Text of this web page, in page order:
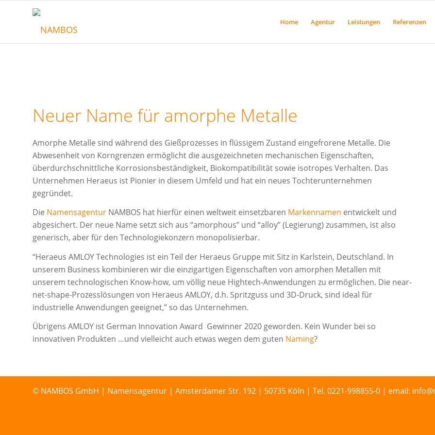
Home Agentur Leistungen Referenzen
Neuer Name für amorphe Metalle
Amorphe Metalle sind während des Gießprozesses in flüssigem Zustand eingefrorene Metalle. Die
Abwesenheit von Korngrenzen ermöglicht die ausgezeichneten mechanischen Eigenschaften,
überdurchschnittliche Korrosionsbeständigkeit, Biokompatibilität sowie isotropes Verhalten. Das
Unternehmen Heraeus ist Pionier in diesem Umfeld und hat ein neues Tochterunternehmen
gegründet.
Die Namensagentur NAMBOS hat hierfür einen weltweit einsetzbaren Markennamen entwickelt und
abgesichert. Der neue Name setzt sich aus “amorphous” und “alloy” (Legierung) zusammen, ist also
generisch, aber für den Technologiekonzern monopolisierbar.
“Heraeus AMLOY Technologies ist ein Teil der Heraeus Gruppe mit Sitz in Karlstein, Deutschland. In
unserem Business kombinieren wir die einzigartigen Eigenschaften von amorphen Metallen mit
unserem technologischen Know-how, um völlig neue Hightech-Anwendungen zu ermöglichen. Die near-
net-shape-Prozesslösungen von Heraeus AMLOY, d.h. Spritzguss und 3D-Druck, sind ideal für
industrielle Anwendungen geeignet,” so das Unternehmen.
Übrigens AMLOY ist German Innovation Award Gewinner 2020 geworden. Kein Wunder bei so
innovativen Produkten …und vielleicht auch etwas wegen dem guten Naming?
© NAMBOS GmbH | Namensagentur | Amsterdamer Str. 192 | 50735 Köln | Tel. 0221-998855-0 | email: